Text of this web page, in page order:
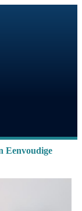
Eenvoudige